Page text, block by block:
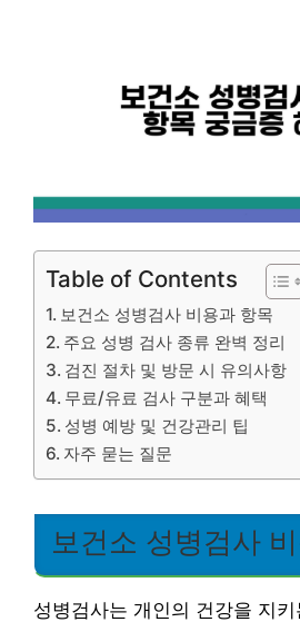
Table of Contents
보건소 성병검사 비용과 항목
주요 성병 검사 종류 완벽 정리
검진 절차 및 방문 시 유의사항
무료/유료 검사 구분과 혜택
성병 예방 및 건강관리 팁
자주 묻는 질문
보건소 성병검사
성병검사는 개인의 건강을 지키